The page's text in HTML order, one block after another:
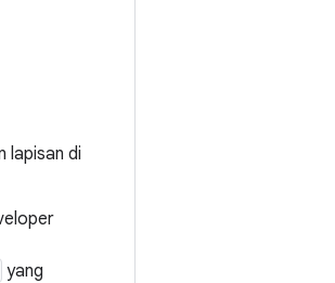
lapisan di
yang